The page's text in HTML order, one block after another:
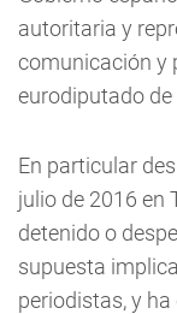
autoritaria y
comunicación y
eurodiputado
En particular
julio de 2016 en
detenido o
supuesta
periodistas, y